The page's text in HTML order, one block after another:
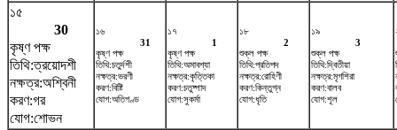
১৫
30
কৃষ্ণ পক্ষ
তিথি:ত্রয়োদশী
নক্ষত্র:অশ্বিনী
করণ:গর
যোগ:শোভন
১৬
31
কৃষ্ণ পক্ষ
তিথি:চতুর্দশী
নক্ষত্র:ভরণী
করণ:বিষ্টি
যোগ:অতিগণ্ড
১৭
1
কৃষ্ণ পক্ষ
তিথি:অমাবশ্যা
নক্ষত্র:কৃত্তিকা
করণ:চতুষ্পাদ
যোগ:সুকর্মা
১৮
2
শুক্ল পক্ষ
তিথি:প্রতিপদ
নক্ষত্র:রোহিণী
করণ:কিন্তুগ্ন
যোগ:ধৃতি
১৯
3
শুক্ল পক্ষ
তিথি:দ্বিতীয়া
নক্ষত্র:মৃগশিরা
করণ:বালব
যোগ:শূল